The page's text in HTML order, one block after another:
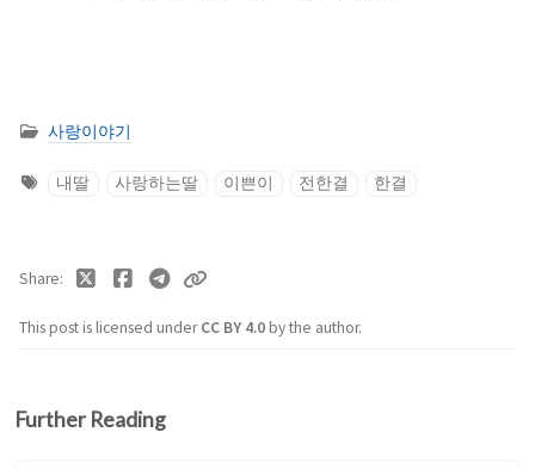
사랑이야기
내딸 사랑하는딸 이쁜이 전한결 한결
This post is licensed underCC BY 4.0by the author.
Share
Further Reading